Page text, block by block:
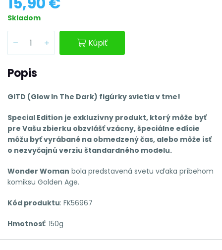
Skladom
Kúpiť
Popis
GITD (Glow In The Dark) figúrky svietia v tme!
Special Edition je exkluzívny produkt, ktorý môže byť
pre Vašu zbierku obzvlášť vzácny, špeciálne edície
môžu byť vyrábané na obmedzený čas, alebo môže ísť
o nezvyčajnú verziu štandardného modelu.
Wonder Woman bola predstavená svetu vďaka príbehom
komiksu Golden Age.
Kód produktu: FK56967
Hmotnosť: 150g